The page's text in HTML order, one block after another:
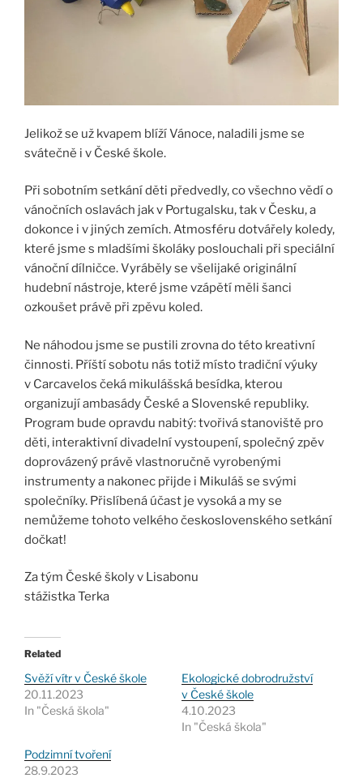
Jelikož se už kvapem blíží Vánoce, naladili jsme se
svátečně i v České škole.
Při sobotním setkání děti předvedly, co všechno vědí o
vánočních oslavách jak v Portugalsku, tak v Česku, a
dokonce i v jiných zemích. Atmosféru dotvářely koledy,
které jsme s mladšími školáky poslouchali při speciální
vánoční dílničce. Vyráběly se všelijaké originální
hudební nástroje, které jsme vzápětí měli šanci
ozkoušet právě při zpěvu koled.
Ne náhodou jsme se pustili zrovna do této kreativní
činnosti. Příští sobotu nás totiž místo tradiční výuky
v Carcavelos čeká mikulášská besídka, kterou
organizují ambasády České a Slovenské republiky.
Program bude opravdu nabitý: tvořivá stanoviště pro
děti, interaktivní divadelní vystoupení, společný zpěv
doprovázený právě vlastnoručně vyrobenými
instrumenty a nakonec přijde i Mikuláš se svými
společníky. Přislíbená účast je vysoká a my se
nemůžeme tohoto velkého československého setkání
dočkat!
Za tým České školy v Lisabonu
stážistka Terka
Related
Svěží vítr v České škole
20.11.2023
In "Česká škola"
Ekologické dobrodružství
v České škole
4.10.2023
In "Česká škola"
Podzimní tvoření
28.9.2023